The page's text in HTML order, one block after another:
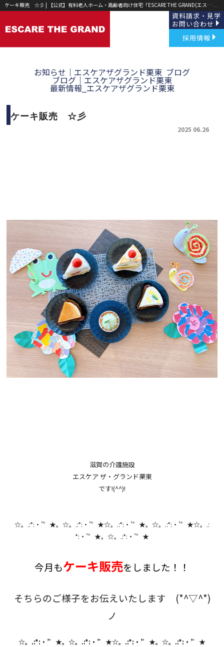
ケーキ販売 ☆彡 | 【公式】有料老人ホーム・高齢者向け住宅「ESCARE THE GRAND(エスケア ザ グランド)」草津・野洲｜
資料請求・見学
お問い合わせ
採用情報
お知らせ｜エスケアザグランド栗東 ブログ
ブログ｜エスケアザグランド栗東
最新情報_エスケアザグランド栗東
ケーキ販売 ☆彡
2025 06.26
滋賀の介護施設
エスケア ザ・グランド栗東
です!(^^)!
☆。.:*:・’゜★。☆。.:*:・’゜★☆。.:*:・’゜★。☆。.:*:・’゜★☆。.:
*:・’゜★。☆。.:*:・’゜★
今月もケーキ販売をしました！！
そちらのご様子をお伝えいたします (*^▽^*)
ノ
☆。.:*:・’゜★。☆。.:*:・’゜★☆。.:*:・’゜★。☆。.:*:・’゜★